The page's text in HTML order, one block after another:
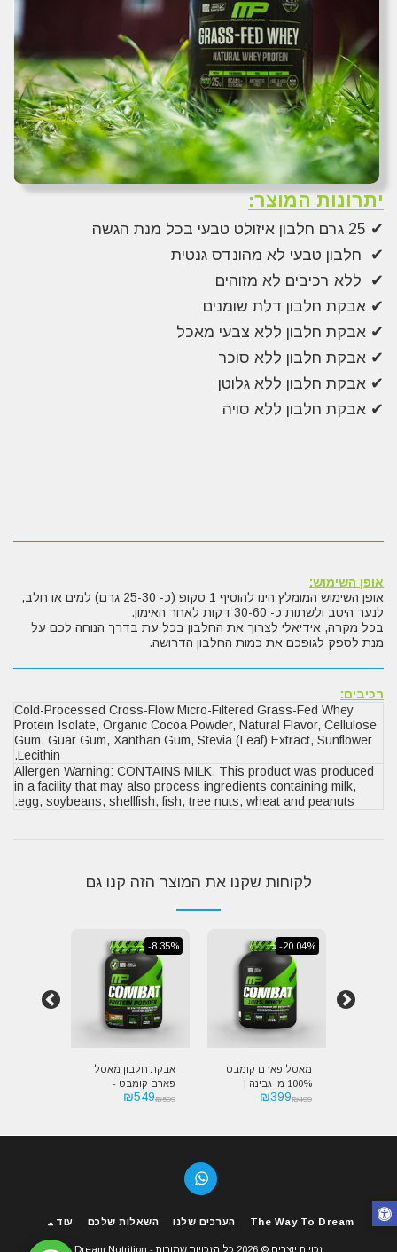
יתרונות המוצר:
✔ 25 גרם חלבון איזולט טבעי בכל מנת הגשה
✔ חלבון טבעי לא מהונדס גנטית
✔ ללא רכיבים לא מזוהים
✔ אבקת חלבון דלת שומנים
✔ אבקת חלבון ללא צבעי מאכל
✔ אבקת חלבון ללא סוכר
✔ אבקת חלבון ללא גלוטן
✔ אבקת חלבון ללא סויה
אופן השימוש:
אופן השימוש המומלץ הינו להוסיף 1 סקופ (כ- 25-30 גרם) למים או חלב,
לנער היטב ולשתות כ- 30-60 דקות לאחר האימון.
בכל מקרה, אידיאלי לצרוך את החלבון בכל עת בדרך הנוחה לכם על
מנת לספק לגופכם את כמות החלבון הדרושה.
רכיבים:
Cold-Processed Cross-Flow Micro-Filtered Grass-Fed Whey
Protein Isolate, Organic Cocoa Powder, Natural Flavor, Cellulose
Gum, Guar Gum, Xanthan Gum, Stevia (Leaf) Extract, Sunflower
Lecithin.
Allergen Warning: CONTAINS MILK. This product was produced
in a facility that may also process ingredients containing milk,
egg, soybeans, shellfish, fish, tree nuts, wheat and peanuts.
לקוחות שקנו את המוצר הזה קנו גם
-20.04%
מאסל פארם קומבט
100% מי גבינה |
COMBAT WHEY
₪499
₪399
-8.35%
אבקת חלבון מאסל
פארם קומבט -
תשלובת חלבונים |
₪599
₪549
The Way To Dream הערכים שלנו השאלות שלכם עוד
זכויות יוצרים © 2026 כל הזכויות שמורות - Dream Nutrition